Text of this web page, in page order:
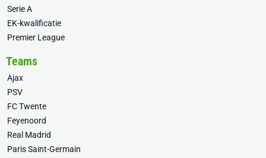
Serie A
EK-kwalificatie
Premier League
Teams
Ajax
PSV
FC Twente
Feyenoord
Real Madrid
Paris Saint-Germain